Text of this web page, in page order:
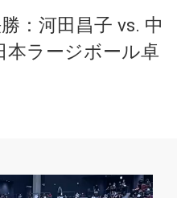
：河田昌子 vs. 中
本ラージボール卓